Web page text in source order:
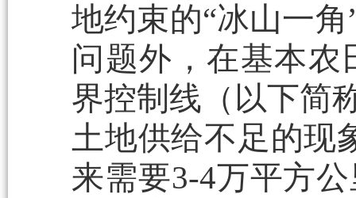
地约束的“冰山一
问题外，在基本
界控制线（以下简
土地供给不足的现
来需要3-4万平方